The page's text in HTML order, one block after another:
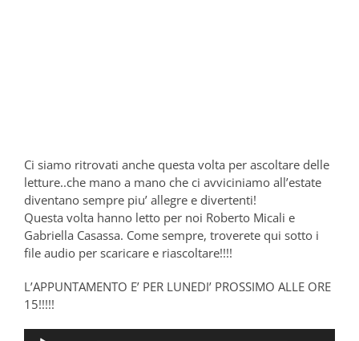
Ci siamo ritrovati anche questa volta per ascoltare delle
letture..che mano a mano che ci avviciniamo all’estate
diventano sempre piu’ allegre e divertenti!
Questa volta hanno letto per noi Roberto Micali e
Gabriella Casassa. Come sempre, troverete qui sotto i
file audio per scaricare e riascoltare!!!!
L’APPUNTAMENTO E’ PER LUNEDI’ PROSSIMO ALLE ORE
15!!!!!
Audio